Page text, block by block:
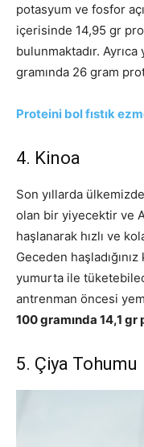
potasyum ve fosfor
içerisinde 14,95 gr
bulunmaktadır.
gramında 26 gram
Proteini bol fıstık
4. Kinoa
Son yıllarda
olan bir yiyecektir ve
haşlanarak hızlı ve
Geceden
yumurta ile
antrenman öncesi
100 gramında 14,1 gr
5. Çiya Tohumu